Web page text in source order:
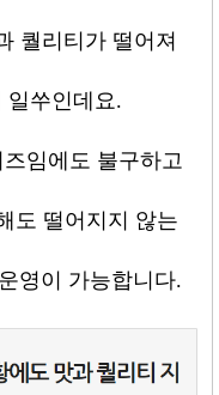
퀄리티가 떨어져
일쑤인데요.
임에도 불구하고
도 떨어지지 않는
영이 가능합니다.